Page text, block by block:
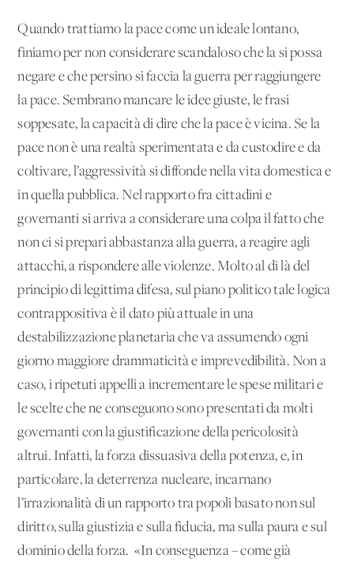
Quando trattiamo la pace come un ideale lontano,
finiamo per non considerare scandaloso che la si possa
negare e che persino si faccia la guerra per raggiungere
la pace. Sembrano mancare le idee giuste, le frasi
soppesate, la capacità di dire che la pace è vicina. Se la
pace non è una realtà sperimentata e da custodire e da
coltivare, l’aggressività si diffonde nella vita domestica e
in quella pubblica. Nel rapporto fra cittadini e
governanti si arriva a considerare una colpa il fatto che
non ci si prepari abbastanza alla guerra, a reagire agli
attacchi, a rispondere alle violenze. Molto al di là del
principio di legittima difesa, sul piano politico tale logica
contrappositiva è il dato più attuale in una
destabilizzazione planetaria che va assumendo ogni
giorno maggiore drammaticità e imprevedibilità. Non a
caso, i ripetuti appelli a incrementare le spese militari e
le scelte che ne conseguono sono presentati da molti
governanti con la giustificazione della pericolosità
altrui. Infatti, la forza dissuasiva della potenza, e, in
particolare, la deterrenza nucleare, incarnano
l’irrazionalità di un rapporto tra popoli basato non sul
diritto, sulla giustizia e sulla fiducia, ma sulla paura e sul
dominio della forza. «In conseguenza – come già